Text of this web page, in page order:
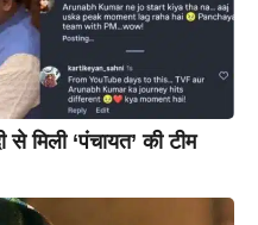
मिली ‘पंचायत’ की टीम